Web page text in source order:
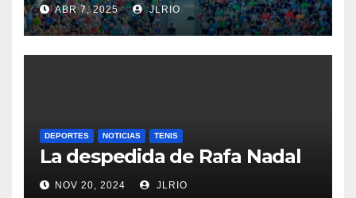
ABR 7, 2025 JLRIO
DEPORTES NOTICIAS TENIS
La despedida de Rafa Nadal
NOV 20, 2024 JLRIO